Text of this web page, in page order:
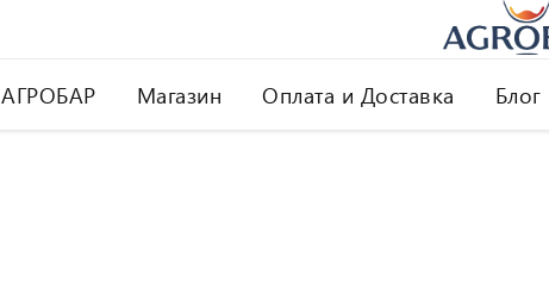
АГРОБАР Магазин Оплата и Доставка Блог